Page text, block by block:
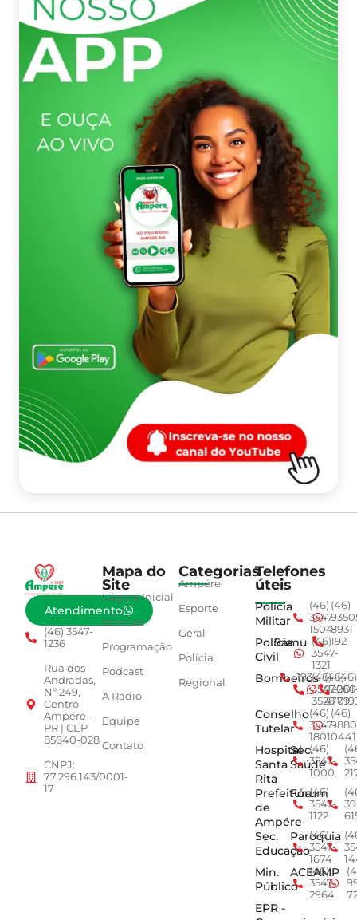
Atendimento
(46) 3547-
1236
Rua dos
Andradas,
Nº 249,
Centro
Ampére -
PR | CEP
85640-028
CNPJ:
77.296.143/0001-
17
Mapa do
Site
Página Inicial
Notícias
Programação
Podcast
A Radio
Equipe
Contato
Categorias
Ampére
Esporte
Geral
Polícia
Regional
Telefones
úteis
Polícia
Militar
(46)
3547-
1504
(46)
8931
Polícia
Civil
Samu (46)
3547-
1321
192
Bombeiros
193(46)
3547-
3528
(46)
4779
(46)
Conselho
Tutelar
(46)
3547-
1801
(46)
0441
Hospital
Santa
Rita
Sec.
Saúde
(46)
3547-
1000
Prefeitura
de
Ampére
Fórum
(46)
3547-
1122
Sec.
Educação
Paroquia
(46)
3547-
1674
Min.
Público
ACEAMP
(46)
3547-
2964
EPR -